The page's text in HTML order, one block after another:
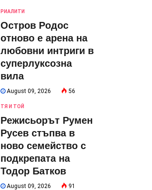
РИАЛИТИ
Остров Родос
отново е арена на
любовни интриги в
суперлуксозна
вила
August 09, 2026 56
ТЯ И ТОЙ
Режисьорът Румен
Русев стъпва в
ново семейство с
подкрепата на
Тодор Батков
August 09, 2026 91